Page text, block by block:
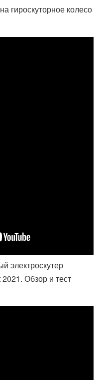
гироскуторное колесо
электроскутер
Обзор и тест